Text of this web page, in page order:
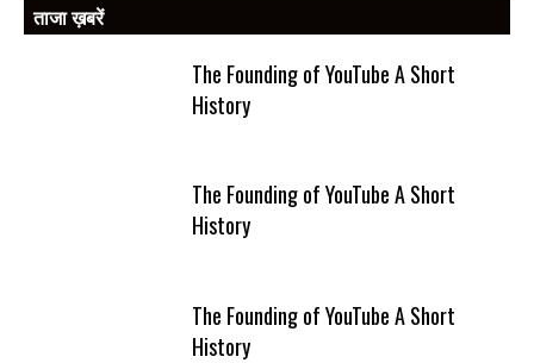
ताजा ख़बरें
The Founding of YouTube A Short
History
The Founding of YouTube A Short
History
The Founding of YouTube A Short
History